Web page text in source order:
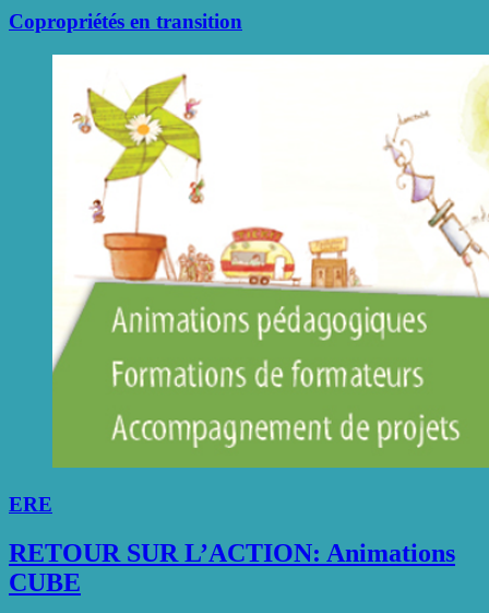
Copropriétés en transition
ERE
RETOUR SUR L’ACTION: Animations
CUBE